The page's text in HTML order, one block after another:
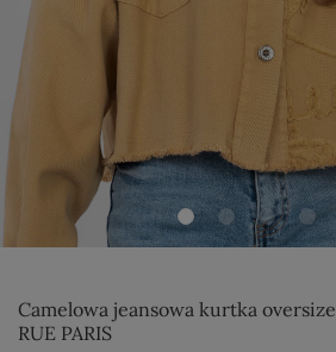
Camelowa jeansowa kurtka oversize
RUE PARIS